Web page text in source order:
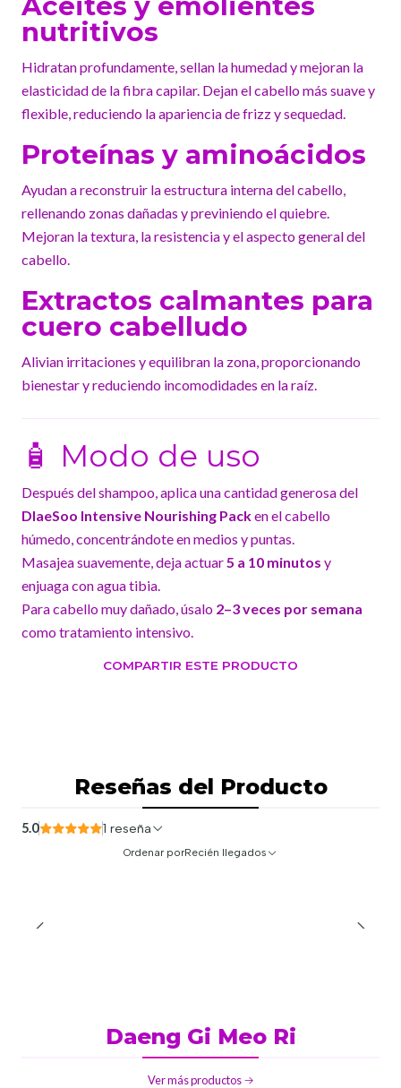
nutritivos
Hidratan profundamente, sellan la humedad y mejoran la
elasticidad de la fibra capilar. Dejan el cabello más suave y
flexible, reduciendo la apariencia de frizz y sequedad.
Proteínas y aminoácidos
Ayudan a reconstruir la estructura interna del cabello,
rellenando zonas dañadas y previniendo el quiebre.
Mejoran la textura, la resistencia y el aspecto general del
cabello.
Extractos calmantes para
cuero cabelludo
Alivian irritaciones y equilibran la zona, proporcionando
bienestar y reduciendo incomodidades en la raíz.
🧴 Modo de uso
Después del shampoo, aplica una cantidad generosa del
DlaeSoo Intensive Nourishing Packen el cabello
húmedo, concentrándote en medios y puntas.
Masajea suavemente, deja actuar5 a 10 minutos y
enjuaga con agua tibia.
Para cabello muy dañado, úsalo 2–3 veces por semana
como tratamiento intensivo.
COMPARTIR ESTE PRODUCTO
Reseñas del Producto
5.0 1 reseña
Ordenar porRecién llegados
Daeng Gi Meo Ri
Ver más productos